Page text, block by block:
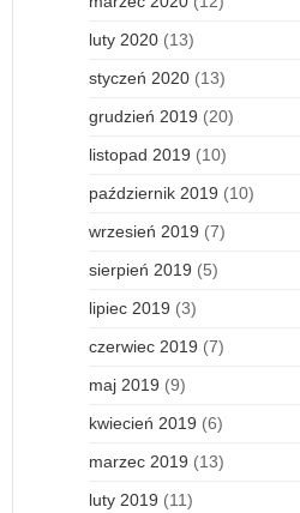
luty 2020 (13)
styczeń 2020 (13)
grudzień 2019 (20)
listopad 2019 (10)
październik 2019 (10)
wrzesień 2019 (7)
sierpień 2019 (5)
lipiec 2019 (3)
czerwiec 2019 (7)
maj 2019 (9)
kwiecień 2019 (6)
marzec 2019 (13)
luty 2019 (11)